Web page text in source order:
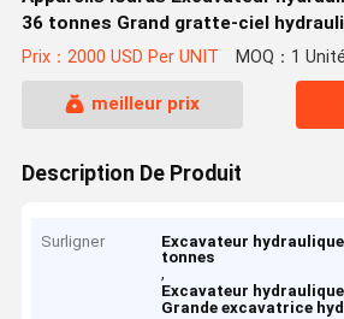
36 tonnes Grand gratte-ciel
Prix：2000 USD Per UNIT MOQ：1 Unité
meilleur prix
Description De Produit
Surligner
Excavateur
tonnes
,
Excavateur
Grande excavatrice